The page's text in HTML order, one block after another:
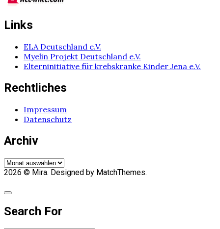
Links
ELA Deutschland e.V.
Myelin Projekt Deutschland e.V.
Elterninitiative für krebskranke Kinder Jena e.V.
Rechtliches
Impressum
Datenschutz
Archiv
Archiv
2026 © Mira. Designed by MatchThemes.
Search For